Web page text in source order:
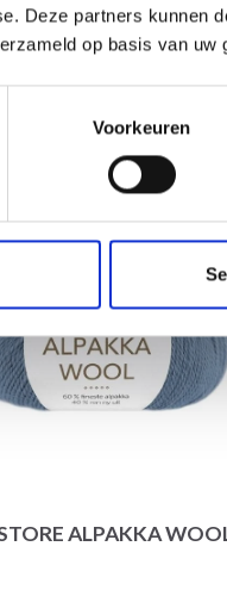
Deze partners kunnen
op basis van uw
Voorkeuren
EUR 0.00
ALPAKKA